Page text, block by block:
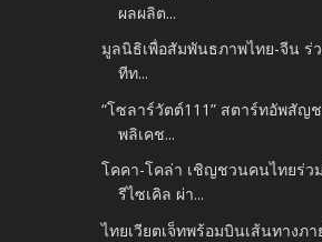
ผลผลิต...
มูลนิธิเพื่อสัมพันธภาพไทย-จีน ร่
ทีท...
“โซลาร์วัตต์111” สตาร์ทอัพสัญ
พลิเคช...
โคคา-โคล่า เชิญชวนคนไทยร่ว
รีไซเคิล ผ่า...
ไทยเวียตเจ็ทพร้อมบินเส้นทางภา